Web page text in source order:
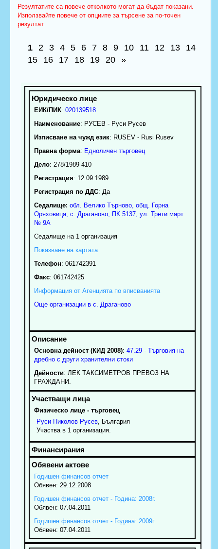
Резултатите са повече отколкото могат да бъдат показани.
Използвайте повече от опциите за търсене за по-точен
резултат.
1 2 3 4 5 6 7 8 9 10 11 12 13
14
15
16 17 18 19 20 »
ЕИК/ПИК: 020139518
Наименование: РУСЕВ - Руси Русев
Изписване на чужд език: RUSEV - Rusi Rusev
Правна форма: Едноличен търговец
Дело: 278/1989 410
Регистрация: 12.09.1989
Регистрация по ДДС: Да
Седалище: обл. Велико Търново, общ. Горна
Оряховица, с. Драганово, ПК 5137, ул. Трети март
№ 9А
Седалище на 1 организация
Показване на картата
Телефон: 061742391
Факс: 061742425
Информация от Агенцията по вписванията
Още организации в с. Драганово
Основна дейност (КИД 2008): 47.29 - Търговия на
дребно с други хранителни стоки
Дейности: ЛЕК ТАКСИМЕТРОВ ПРЕВОЗ НА
ГРАЖДАНИ.
Физическо лице - търговец
Руси Николов Русев, България
Участва в 1 организация.
Годишен финансов отчет
Обявен: 29.12.2008
Годишен финансов отчет - Година: 2008г.
Обявен: 07.04.2011
Годишен финансов отчет - Година: 2009г.
Обявен: 07.04.2011